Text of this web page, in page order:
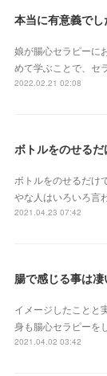
本当に有意義で
娘が腸心セラピーに
めて学ぶことで、セ
2022.02.21 02:08
ボトルをのせるだけ
やな人はいろいろ言
2021.04.23 07:42
腸で感じる事は
イメージしたことと
身も腸心セラピーを
2021.04.02 03:42